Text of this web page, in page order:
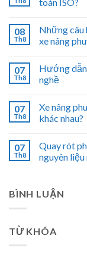
08
Th8
Những câu
xe nâng
07
Th8
Hướng dẫn
nghề
07
Th8
Xe nâng
khác nhau?
07
Th8
Quay rót
nguyên
BÌNH LUẬN
TỪ KHÓA